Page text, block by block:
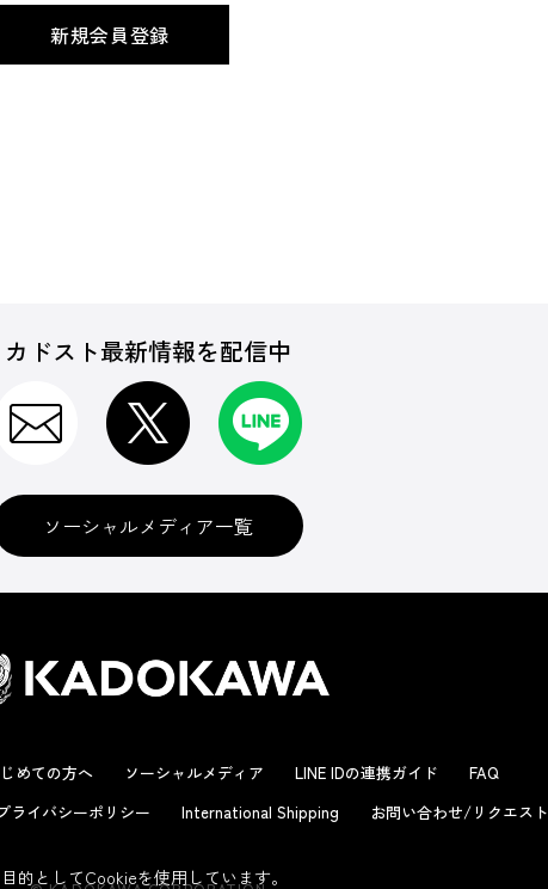
カドスト最新情報を配信中
ソーシャルメディア一覧
めての方へ ソーシャルメディア LINE IDの連携ガイド
FAQ
ライバシーポリシー International Shipping お問い合わせ/リクエスト
的としてCookieを使用しています。